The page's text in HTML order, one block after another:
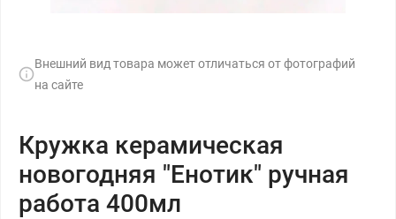
Внешний вид товара может отличаться от фотографий
на сайте
Кружка керамическая
новогодняя "Енотик" ручная
работа 400мл